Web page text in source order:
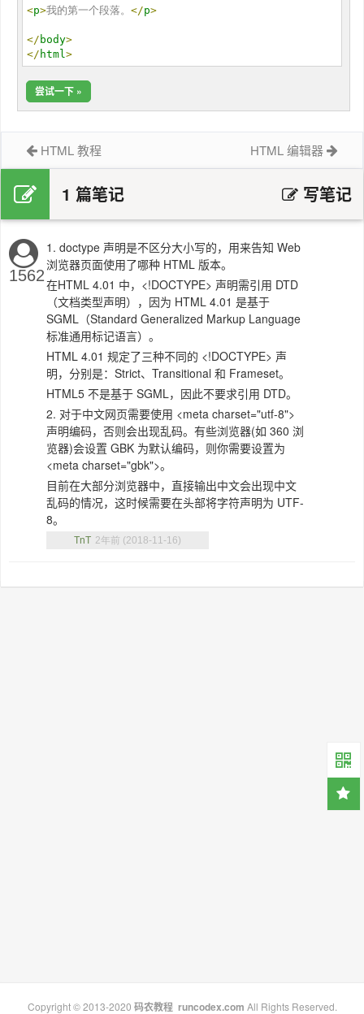
<p>我的第一个段落。 </p>
</ body>
</ html >
尝试一下 »
HTML 教程 HTML 编辑器
1 篇笔记 写笔记
1562
1. doctype 声明是不区分大小写的，用来告知 Web
浏览器页面使用了哪种 HTML 版本。
在HTML 4.01 中，<!DOCTYPE> 声明需引用 DTD
（文档类型声明），因为 HTML 4.01 是基于
SGML（Standard Generalized Markup Language
标准通用标记语言）。
HTML 4.01 规定了三种不同的 <!DOCTYPE> 声
明，分别是：Strict、Transitional 和 Frameset。
HTML5 不是基于 SGML，因此不要求引用 DTD。
2. 对于中文网页需要使用 <meta charset="utf-8">
声明编码，否则会出现乱码。有些浏览器(如 360 浏
览器)会设置 GBK 为默认编码，则你需要设置为
<meta charset="gbk">。
目前在大部分浏览器中，直接输出中文会出现中文
乱码的情况，这时候需要在头部将字符声明为 UTF-
8。
TnT 2年前 (2018-11-16)
Copyright © 2013-2020 码农教程 runcodex.com All Rights Reserved.